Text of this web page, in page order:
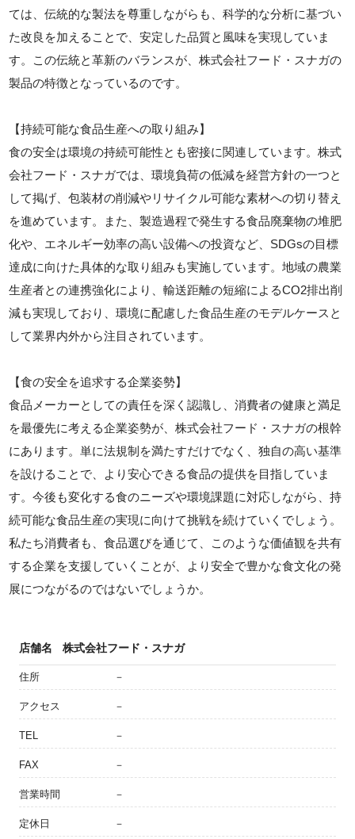
ては、伝統的な製法を尊重しながらも、科学的な分析に基づい
た改良を加えることで、安定した品質と風味を実現していま
す。この伝統と革新のバランスが、株式会社フード・スナガの
製品の特徴となっているのです。
【持続可能な食品生産への取り組み】
食の安全は環境の持続可能性とも密接に関連しています。株式
会社フード・スナガでは、環境負荷の低減を経営方針の一つと
して掲げ、包装材の削減やリサイクル可能な素材への切り替え
を進めています。また、製造過程で発生する食品廃棄物の堆肥
化や、エネルギー効率の高い設備への投資など、SDGsの目標
達成に向けた具体的な取り組みも実施しています。地域の農業
生産者との連携強化により、輸送距離の短縮によるCO2排出削
減も実現しており、環境に配慮した食品生産のモデルケースと
して業界内外から注目されています。
【食の安全を追求する企業姿勢】
食品メーカーとしての責任を深く認識し、消費者の健康と満足
を最優先に考える企業姿勢が、株式会社フード・スナガの根幹
にあります。単に法規制を満たすだけでなく、独自の高い基準
を設けることで、より安心できる食品の提供を目指していま
す。今後も変化する食のニーズや環境課題に対応しながら、持
続可能な食品生産の実現に向けて挑戦を続けていくでしょう。
私たち消費者も、食品選びを通じて、このような価値観を共有
する企業を支援していくことが、より安全で豊かな食文化の発
展につながるのではないでしょうか。
店舗名 株式会社フード・スナガ
住所 －
アクセス －
TEL －
FAX －
営業時間 －
定休日 －